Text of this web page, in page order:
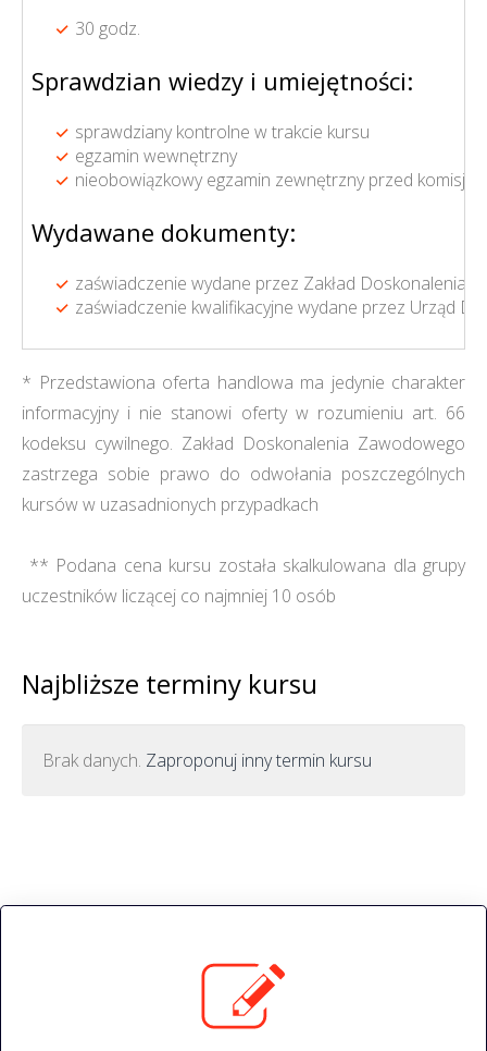
30 godz.
Sprawdzian wiedzy i umiejętności:
sprawdziany kontrolne w trakcie kursu
egzamin wewnętrzny
nieobowiązkowy egzamin zewnętrzny przed komisją
Wydawane dokumenty:
zaświadczenie wydane przez Zakład Doskonalenia
zaświadczenie kwalifikacyjne wydane przez Urząd
* Przedstawiona oferta handlowa ma jedynie charakter
informacyjny i nie stanowi oferty w rozumieniu art. 66
kodeksu cywilnego. Zakład Doskonalenia Zawodowego
zastrzega sobie prawo do odwołania poszczególnych
kursów w uzasadnionych przypadkach
** Podana cena kursu została skalkulowana dla grupy
uczestników liczącej co najmniej 10 osób
Najbliższe terminy kursu
Brak danych. Zaproponuj inny termin kursu